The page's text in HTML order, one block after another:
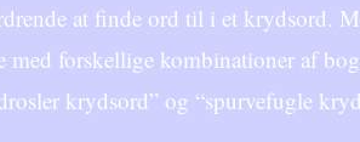
at finde ord til i et krydsord.
med forskellige kombinationer af
krydsord” og “spurvefugle